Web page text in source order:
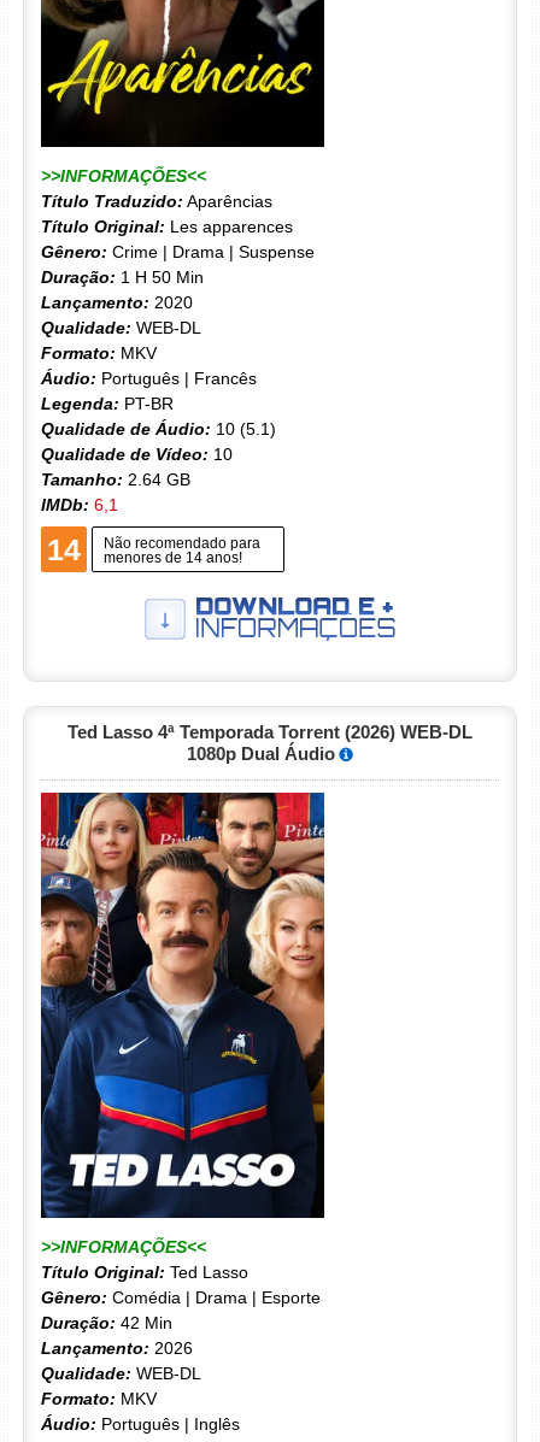
>>INFORMAÇÕES<<
Título Traduzido: Aparências
Título Original: Les apparences
Gênero: Crime | Drama | Suspense
Duração: 1 H 50 Min
Lançamento: 2020
Qualidade: WEB-DL
Formato: MKV
Áudio: Português | Francês
Legenda: PT-BR
Qualidade de Áudio: 10 (5.1)
Qualidade de Vídeo: 10
Tamanho: 2.64 GB
IMDb: 6,1
14
Não recomendado para
menores de 14 anos!
Ted Lasso 4ª Temporada Torrent (2026) WEB-DL
1080p Dual Áudio
>>INFORMAÇÕES<<
Título Original: Ted Lasso
Gênero: Comédia | Drama | Esporte
Duração: 42 Min
Lançamento: 2026
Qualidade: WEB-DL
Formato: MKV
Áudio: Português | Inglês